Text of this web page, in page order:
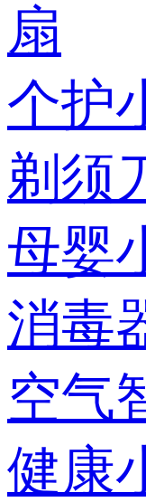
扇
个护
剃须
母婴
消毒
空气
健康